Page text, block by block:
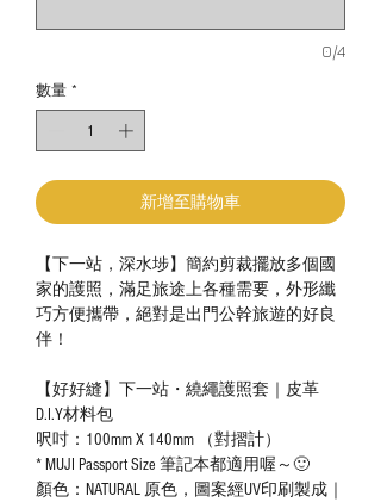
0/4
數量 *
新增至購物車
【下一站，深水埗】簡約剪裁擺放多個國
家的護照，滿足旅途上各種需要，外形纖
巧方便攜帶，絕對是出門公幹旅遊的好良
伴！
【好好縫】下一站・繞繩護照套｜皮革
D.I.Y材料包
呎吋：100mm X 140mm （對摺計）
* MUJI Passport Size 筆記本都適用喔～🙂
顏色：NATURAL 原色，圖案經UV印刷製成｜